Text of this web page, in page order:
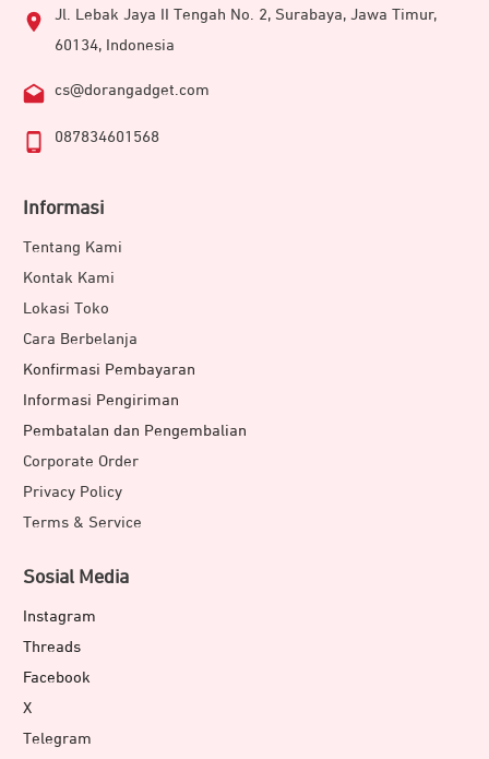
Jl. Lebak Jaya II Tengah No. 2, Surabaya, Jawa Timur,
60134, Indonesia
cs@dorangadget.com
087834601568
Informasi
Tentang Kami
Kontak Kami
Lokasi Toko
Cara Berbelanja
Konfirmasi Pembayaran
Informasi Pengiriman
Pembatalan dan Pengembalian
Corporate Order
Privacy Policy
Terms & Service
Sosial Media
Instagram
Threads
Facebook
X
Telegram